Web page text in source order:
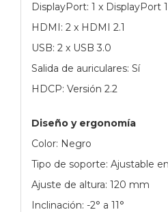
DisplayPort: 1 x DisplayPort
HDMI: 2 x HDMI 2.1
USB: 2 x USB 3.0
Salida de auriculares: Sí
HDCP: Versión 2.2
Diseño y ergonomía
Color: Negro
Tipo de soporte: Ajustable
Ajuste de altura: 120 mm
Inclinación: -2° a 11°